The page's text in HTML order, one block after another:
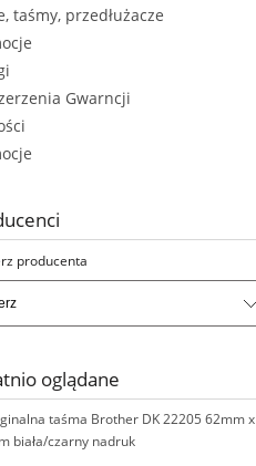
taśmy, przedłużacze
Gwarncji
producenta
oglądane
taśma Brother DK 22205 62mm x
biała/czarny nadruk